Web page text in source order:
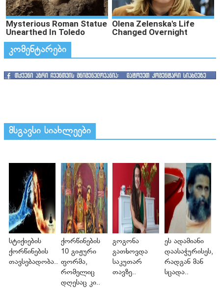
კომენტარები
მსგავსი სიახლეები
სტიქიების
ქორწინების
თავსებადობა..
ქორწინების
10 გიჟური
ფორმა,
რომელიც
დღესაც კი..
გოგონა
გათხოვდა
საკუთარ
თავზე..
ეს ადამიანი
დაასაჭურისეს,
რადგან მან
სცადა..